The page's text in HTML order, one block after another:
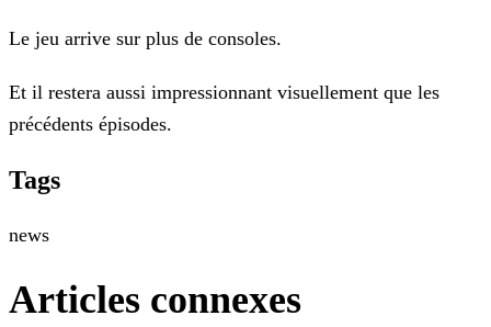
Le jeu arrive sur plus de consoles.
Et il restera aussi impressionnant visuellement que les
précédents épisodes.
Tags
news
Articles connexes